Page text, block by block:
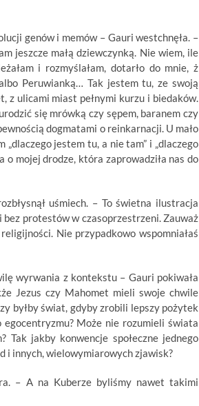
genów i memów – Gauri westchnęła. –
jeszcze małą dziewczynką. Nie wiem, ile
i rozmyślałam, dotarło do mnie, ż
Peruwianką… Tak jestem tu, ze swoją
z ulicami miast pełnymi kurzu i biedaków.
się mrówką czy sępem, baranem czy
dogmatami o reinkarnacji. U mało
jestem tu, a nie tam” i „dlaczego
o mojej drodze, która zaprowadziła nas do
uśmiech. – To świetna ilustracja
protestów w czasoprzestrzeni. Zauważ
Nie przypadkowo wspomniałaś
wyrwania z kontekstu – Gauri pokiwała
Jezus czy Mahomet mieli swoje chwile
byłby świat, gdyby zrobili lepszy pożytek
Może nie rozumieli świata
jakby konwencje społeczne jednego
i innych, wielowymiarowych zjawisk?
– A na Kuberze byliśmy nawet takimi